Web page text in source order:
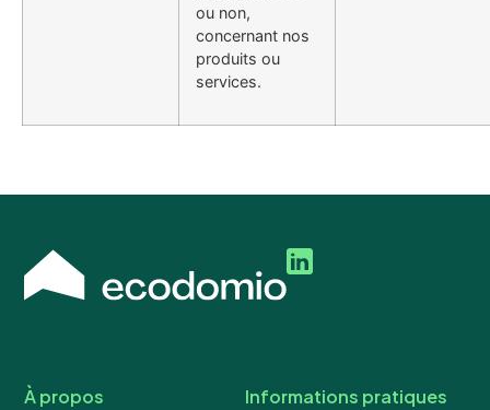
ou non,
concernant nos
produits ou
services.
À propos
Informations pratiques